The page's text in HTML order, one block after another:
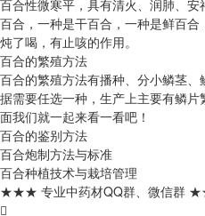
百合性微寒平，具有清火、润肺、
百合，一种是干百合，一种是鲜百
炖了喝，有止咳的作用。
百合的繁殖方法
百合的繁殖方法有播种、分小鳞茎
据需要任选一种，生产上主要有鳞
面我们就一起来看一看吧！
百合的鉴别方法
百合炮制方法与标准
百合种植技术与栽培管理
★★★ 专业中药材QQ群、微信群